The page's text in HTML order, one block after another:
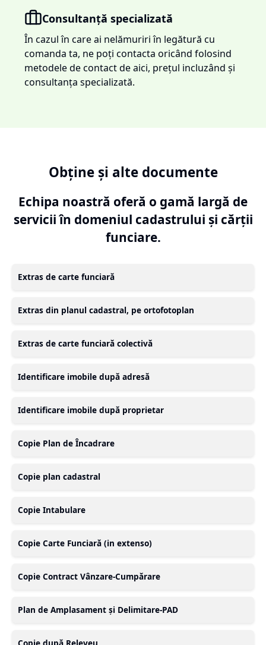
Consultanță specializată
În cazul în care ai nelămuriri în legătură cu
comanda ta, ne poți contacta oricând folosind
metodele de contact de aici, prețul incluzând și
consultanța specializată.
Obține și alte documente
Echipa noastră oferă o gamă largă de
servicii în domeniul cadastrului și cărții
funciare.
Extras de carte funciară
Extras din planul cadastral, pe ortofotoplan
Extras de carte funciară colectivă
Identificare imobile după adresă
Identificare imobile după proprietar
Copie Plan de Încadrare
Copie plan cadastral
Copie Intabulare
Copie Carte Funciară (in extenso)
Copie Contract Vânzare-Cumpărare
Plan de Amplasament și Delimitare-PAD
Copie după Releveu